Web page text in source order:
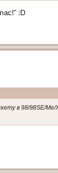
:D
в 98/98SE/